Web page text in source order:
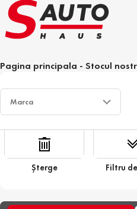
Pagina principala - Stocul
Șterge Filtru